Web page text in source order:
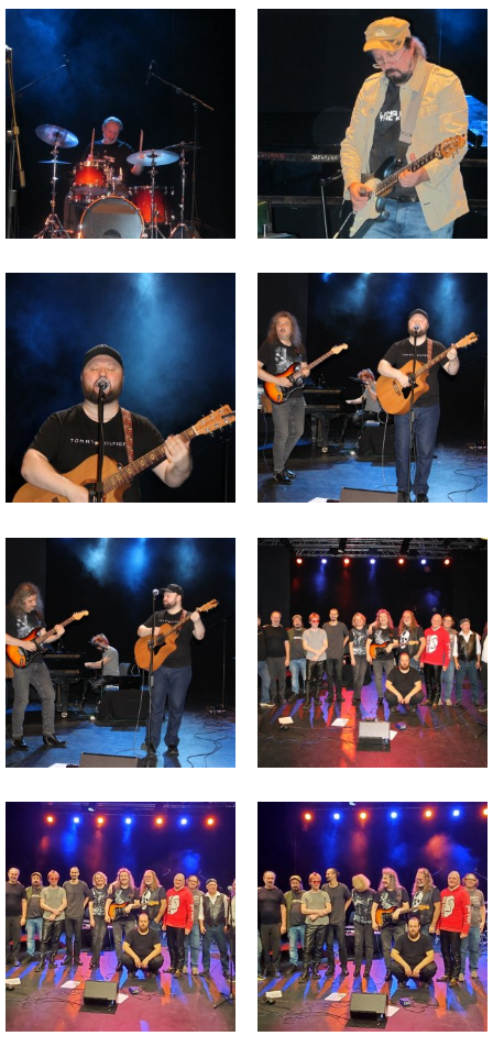
Файл
изображения
Файл
изображения
Файл
изображения
Файл
изображения
Файл
изображения
Файл
изображения
Файл
изображения
Файл
изображения